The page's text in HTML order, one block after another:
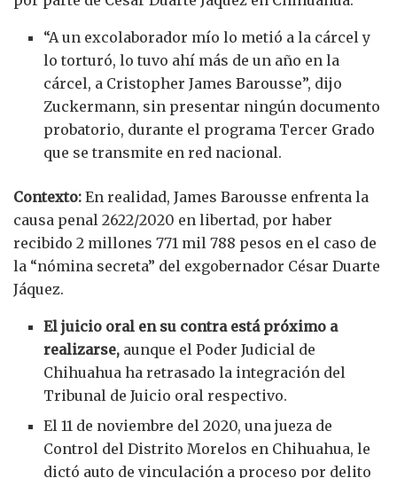
“A un excolaborador mío lo metió a la cárcel y
lo torturó, lo tuvo ahí más de un año en la
cárcel, a Cristopher James Barousse”, dijo
Zuckermann, sin presentar ningún documento
probatorio, durante el programa Tercer Grado
que se transmite en red nacional.
Contexto: En realidad, James Barousse enfrenta la
causa penal 2622/2020 en libertad, por haber
recibido 2 millones 771 mil 788 pesos en el caso de
la “nómina secreta” del exgobernador César Duarte
Jáquez.
El juicio oral en su contra está próximo a
realizarse, aunque el Poder Judicial de
Chihuahua ha retrasado la integración del
Tribunal de Juicio oral respectivo.
El 11 de noviembre del 2020, una jueza de
Control del Distrito Morelos en Chihuahua, le
dictó auto de vinculación a proceso por delito